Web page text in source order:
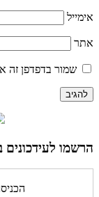
אימייל
אתר
שמור בדפדפן זה
הרשמו לעידכונים